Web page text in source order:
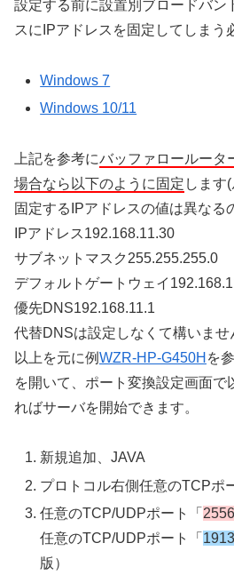
設定する前に設置別ブロードバン
スにIPアドレスを固定してしまう
Windows 7
Windows 10/11
上記を参考にバッファロールータ
場合なら以下のように固定 します
固定するIPアドレスの値は異なる
IPアドレス192.168.11.30
サブネットマスク255.255.255.0
デフォルトゲートウェイ
優先DNS192.168.11.1
代替DNSは設定しなくて構いませ
以上を元に例WZR-HP-G450H を
を開いて、ポート変換設定画面で
ればサーバを開始できます。
新規追加、JAVA
プロトコル右側任意のTCPポ
任意のTCP/UDPポート「
任意のTCP/UDPポート「
版）